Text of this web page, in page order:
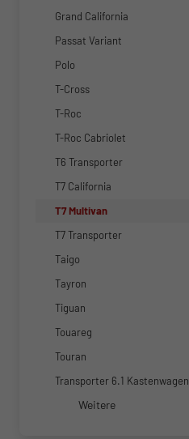
Grand California
Passat Variant
Polo
T-Cross
T-Roc
T-Roc Cabriolet
T6 Transporter
T7 California
T7 Multivan
T7 Transporter
Taigo
Tayron
Tiguan
Touareg
Touran
Transporter 6.1 Kastenwagen
Weitere